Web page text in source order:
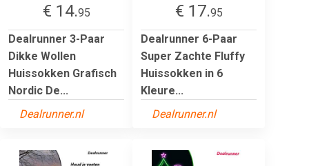
€ 14.95
Dealrunner 3-Paar
Dikke Wollen
Huissokken Grafisch
Nordic De...
Dealrunner.nl
€ 17.95
Dealrunner 6-Paar
Super Zachte Fluffy
Huissokken in 6
Kleure...
Dealrunner.nl